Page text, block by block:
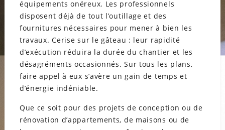
équipements onéreux. Les professionnels
disposent déjà de tout l’outillage et des
fournitures nécessaires pour mener à bien les
travaux. Cerise sur le gâteau : leur rapidité
d’exécution réduira la durée du chantier et les
désagréments occasionnés. Sur tous les plans,
faire appel à eux s’avère un gain de temps et
d’énergie indéniable.
Que ce soit pour des projets de conception ou de
rénovation d’appartements, de maisons ou de